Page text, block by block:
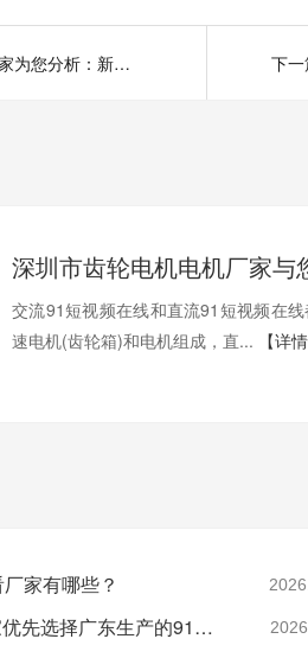
深圳新能源汽车电机厂家为您分析：新能源汽车电机电控行业发展 下一
交流91短视频在线和直流91短视频在
速电机(齿轮箱)和电机组成，直...
【详
家有哪些？
为什么越来越多智能门锁厂家优先选择广东生产的91短视频在线免费观看？